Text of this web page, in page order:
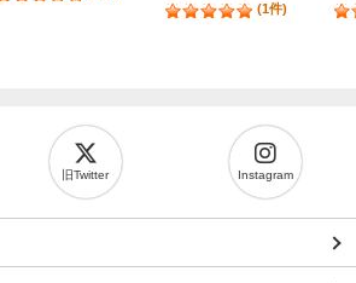
(1件)
旧Twitter Instagram